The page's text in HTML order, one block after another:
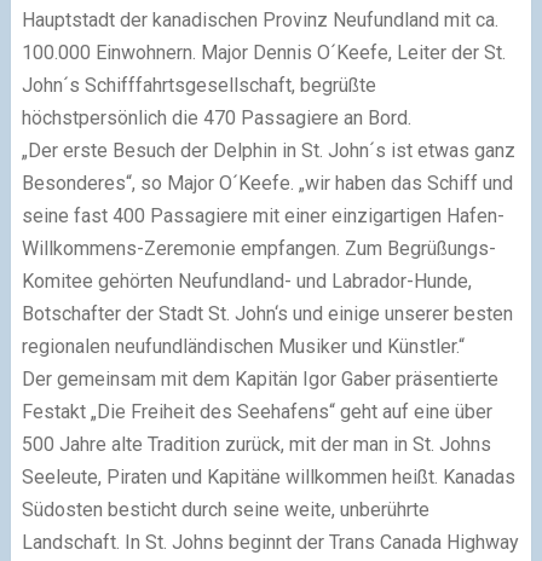
Hauptstadt der kanadischen Provinz Neufundland mit ca.
100.000 Einwohnern. Major Dennis O´Keefe, Leiter der St.
John´s Schifffahrtsgesellschaft, begrüßte
höchstpersönlich die 470 Passagiere an Bord.
„Der erste Besuch der Delphin in St. John´s ist etwas ganz
Besonderes“, so Major O´Keefe. „wir haben das Schiff und
seine fast 400 Passagiere mit einer einzigartigen Hafen-
Willkommens-Zeremonie empfangen. Zum Begrüßungs-
Komitee gehörten Neufundland- und Labrador-Hunde,
Botschafter der Stadt St. John‘s und einige unserer besten
regionalen neufundländischen Musiker und Künstler.“
Der gemeinsam mit dem Kapitän Igor Gaber präsentierte
Festakt „Die Freiheit des Seehafens“ geht auf eine über
500 Jahre alte Tradition zurück, mit der man in St. Johns
Seeleute, Piraten und Kapitäne willkommen heißt. Kanadas
Südosten besticht durch seine weite, unberührte
Landschaft. In St. Johns beginnt der Trans Canada Highway